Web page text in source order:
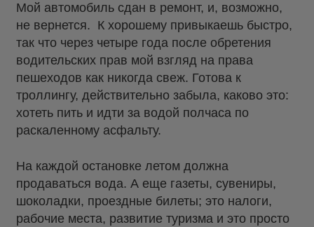
Мой автомобиль сдан в ремонт, и, возможно,
не вернется. К хорошему привыкаешь быстро,
так что через четыре года после обретения
водительских прав мой взгляд на права
пешеходов как никогда свеж. Готова к
троллингу, действительно забыла, каково это:
хотеть пить и идти за водой полчаса по
раскаленному асфальту.
На каждой остановке летом должна
продаваться вода. А еще газеты, сувениры,
шоколадки, проездные билеты; это налоги,
рабочие места, развитие туризма и это просто